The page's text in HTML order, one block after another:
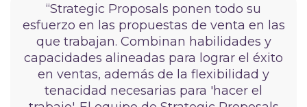
“Strategic Proposals ponen todo su
esfuerzo en las propuestas de venta en las
que trabajan. Combinan habilidades y
capacidades alineadas para lograr el éxito
en ventas, además de la flexibilidad y
tenacidad necesarias para 'hacer el